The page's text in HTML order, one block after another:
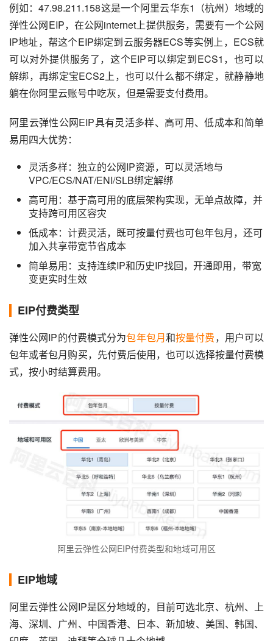
例如：47.98.211.158这是一个阿里云华东1（杭州）地域的
弹性公网EIP，在公网internet上提供服务，需要有一个公网
IP地址，帮这个EIP绑定到云服务器ECS等实例上，ECS就
可以对外提供服务了，这个EIP可以绑定到ECS1，也可以
解绑，再绑定宝ECS2上，也可以什么都不绑定，就静静地
躺在你阿里云账号中吃灰，但是需要支付费用。
阿里云弹性公网EIP具有灵活多样、高可用、低成本和简单
易用四大优势：
灵活多样：独立的公网IP资源，可以灵活地与
VPC/ECS/NAT/ENI/SLB绑定解绑
高可用：基于高可用的底层架构实现，无单点故障，并
支持跨可用区容灾
低成本：计费灵活，既可按量付费也可包年包月，还可
加入共享带宽节省成本
简单易用：支持连续IP和历史IP找回，开通即用，带宽
变更实时生效
EIP付费类型
弹性公网IP的付费模式分为包年包月和按量付费，用户可以
包年或者包月购买，先付费后使用，也可以选择按量付费模
式，按小时结算费用。
阿里云弹性公网EIP付费类型和地域可用区
EIP地域
阿里云弹性公网IP是区分地域的，目前可选北京、杭州、上
海、深圳、广州、中国香港、日本、新加坡、美国、韩国、